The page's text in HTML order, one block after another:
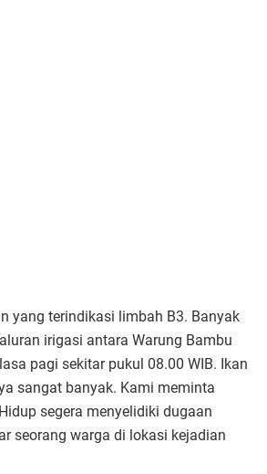
yang terindikasi limbah B3. Banyak
irigasi antara Warung Bambu
pagi sekitar pukul 08.00 WIB. Ikan
sangat banyak. Kami meminta
segera menyelidiki dugaan
seorang warga di lokasi kejadian